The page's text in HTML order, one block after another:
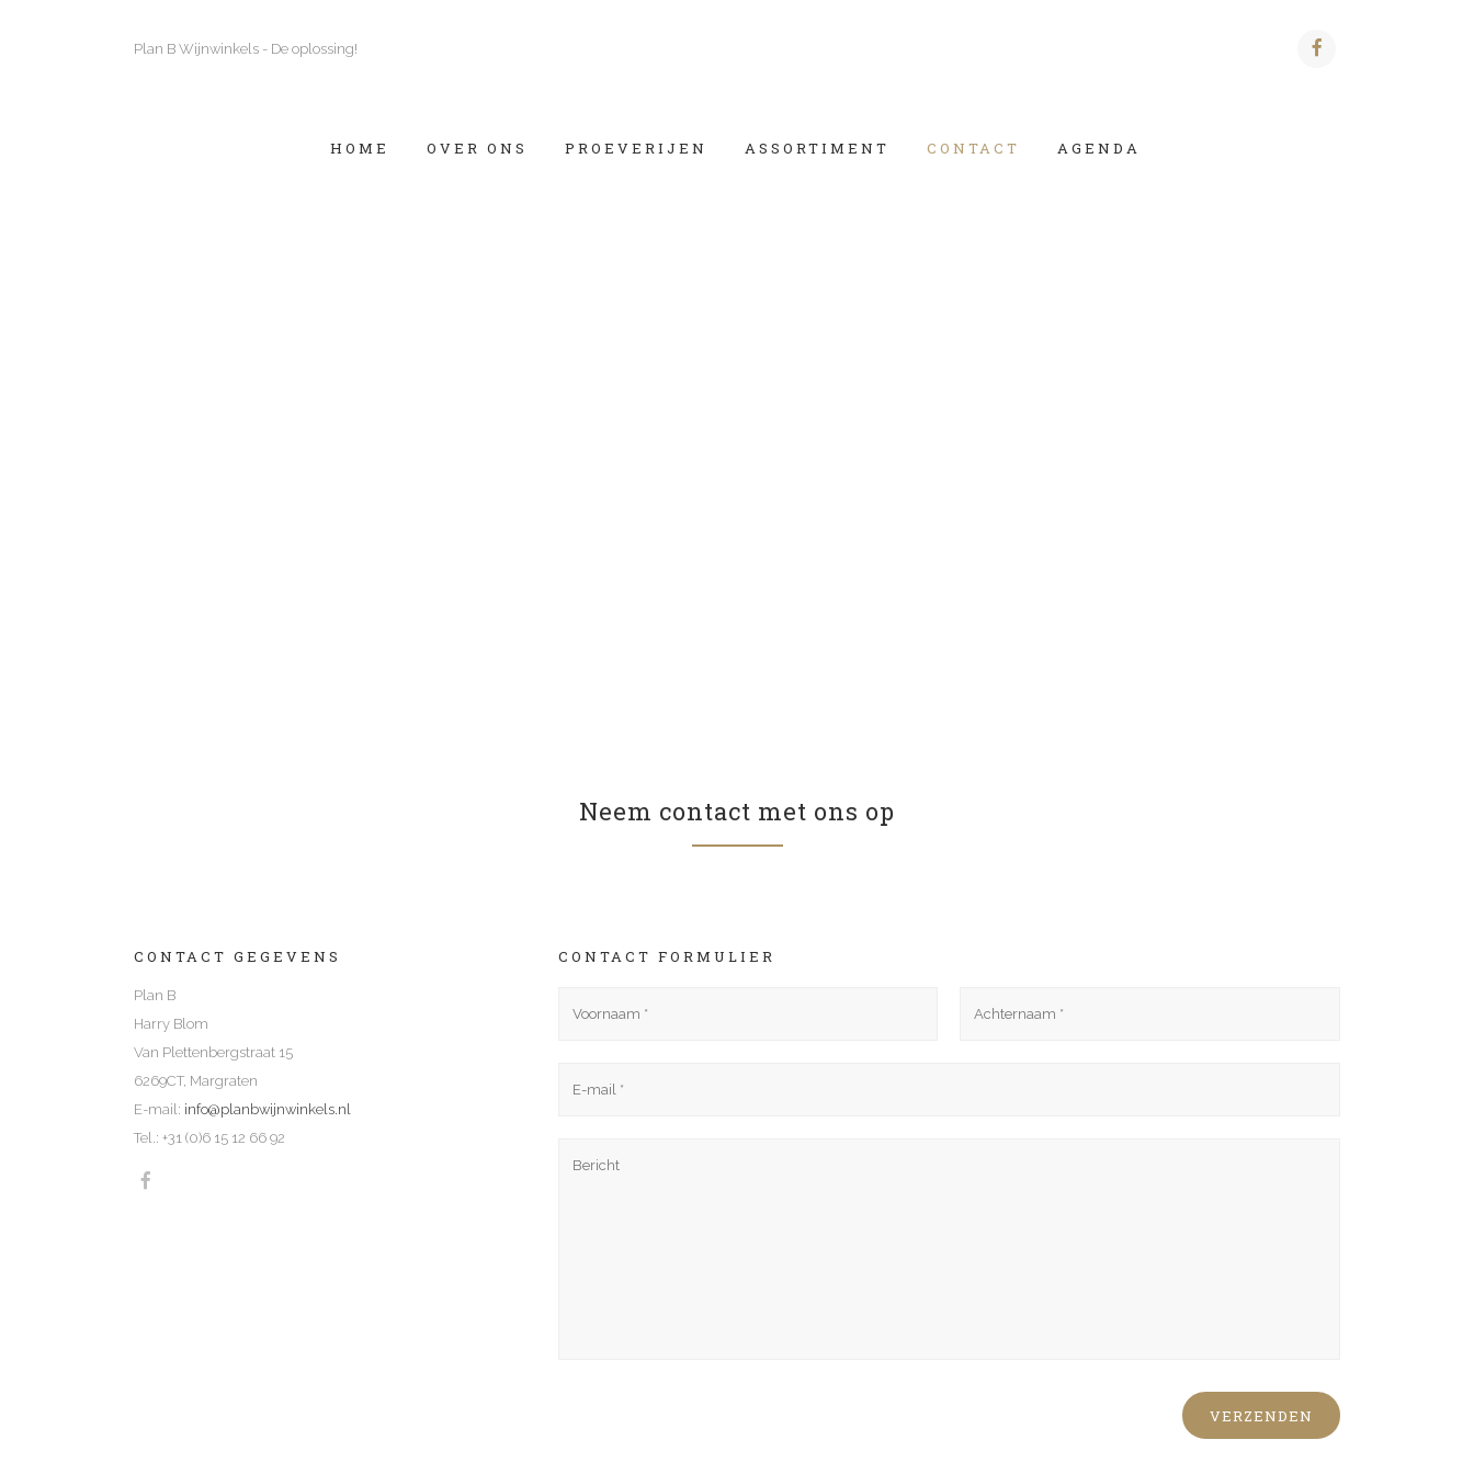
Plan B Wijnwinkels - De oplossing!
HOME OVER ONS PROEVERIJEN ASSORTIMENT CONTACT AGENDA
Neem contact met ons op
CONTACT GEGEVENS
Plan B
Harry Blom
Van Plettenbergstraat 15
6269CT, Margraten
E-mail: info@planbwijnwinkels.nl
Tel.: +31 (0)6 15 12 66 92
CONTACT FORMULIER